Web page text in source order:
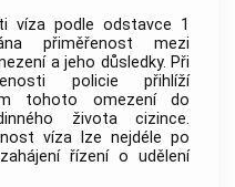
víza podle odstavce 1
přiměřenost mezi
a jeho důsledky. Při
policie přihlíží
tohoto omezení do
života cizince.
víza lze nejdéle po
řízení o udělení